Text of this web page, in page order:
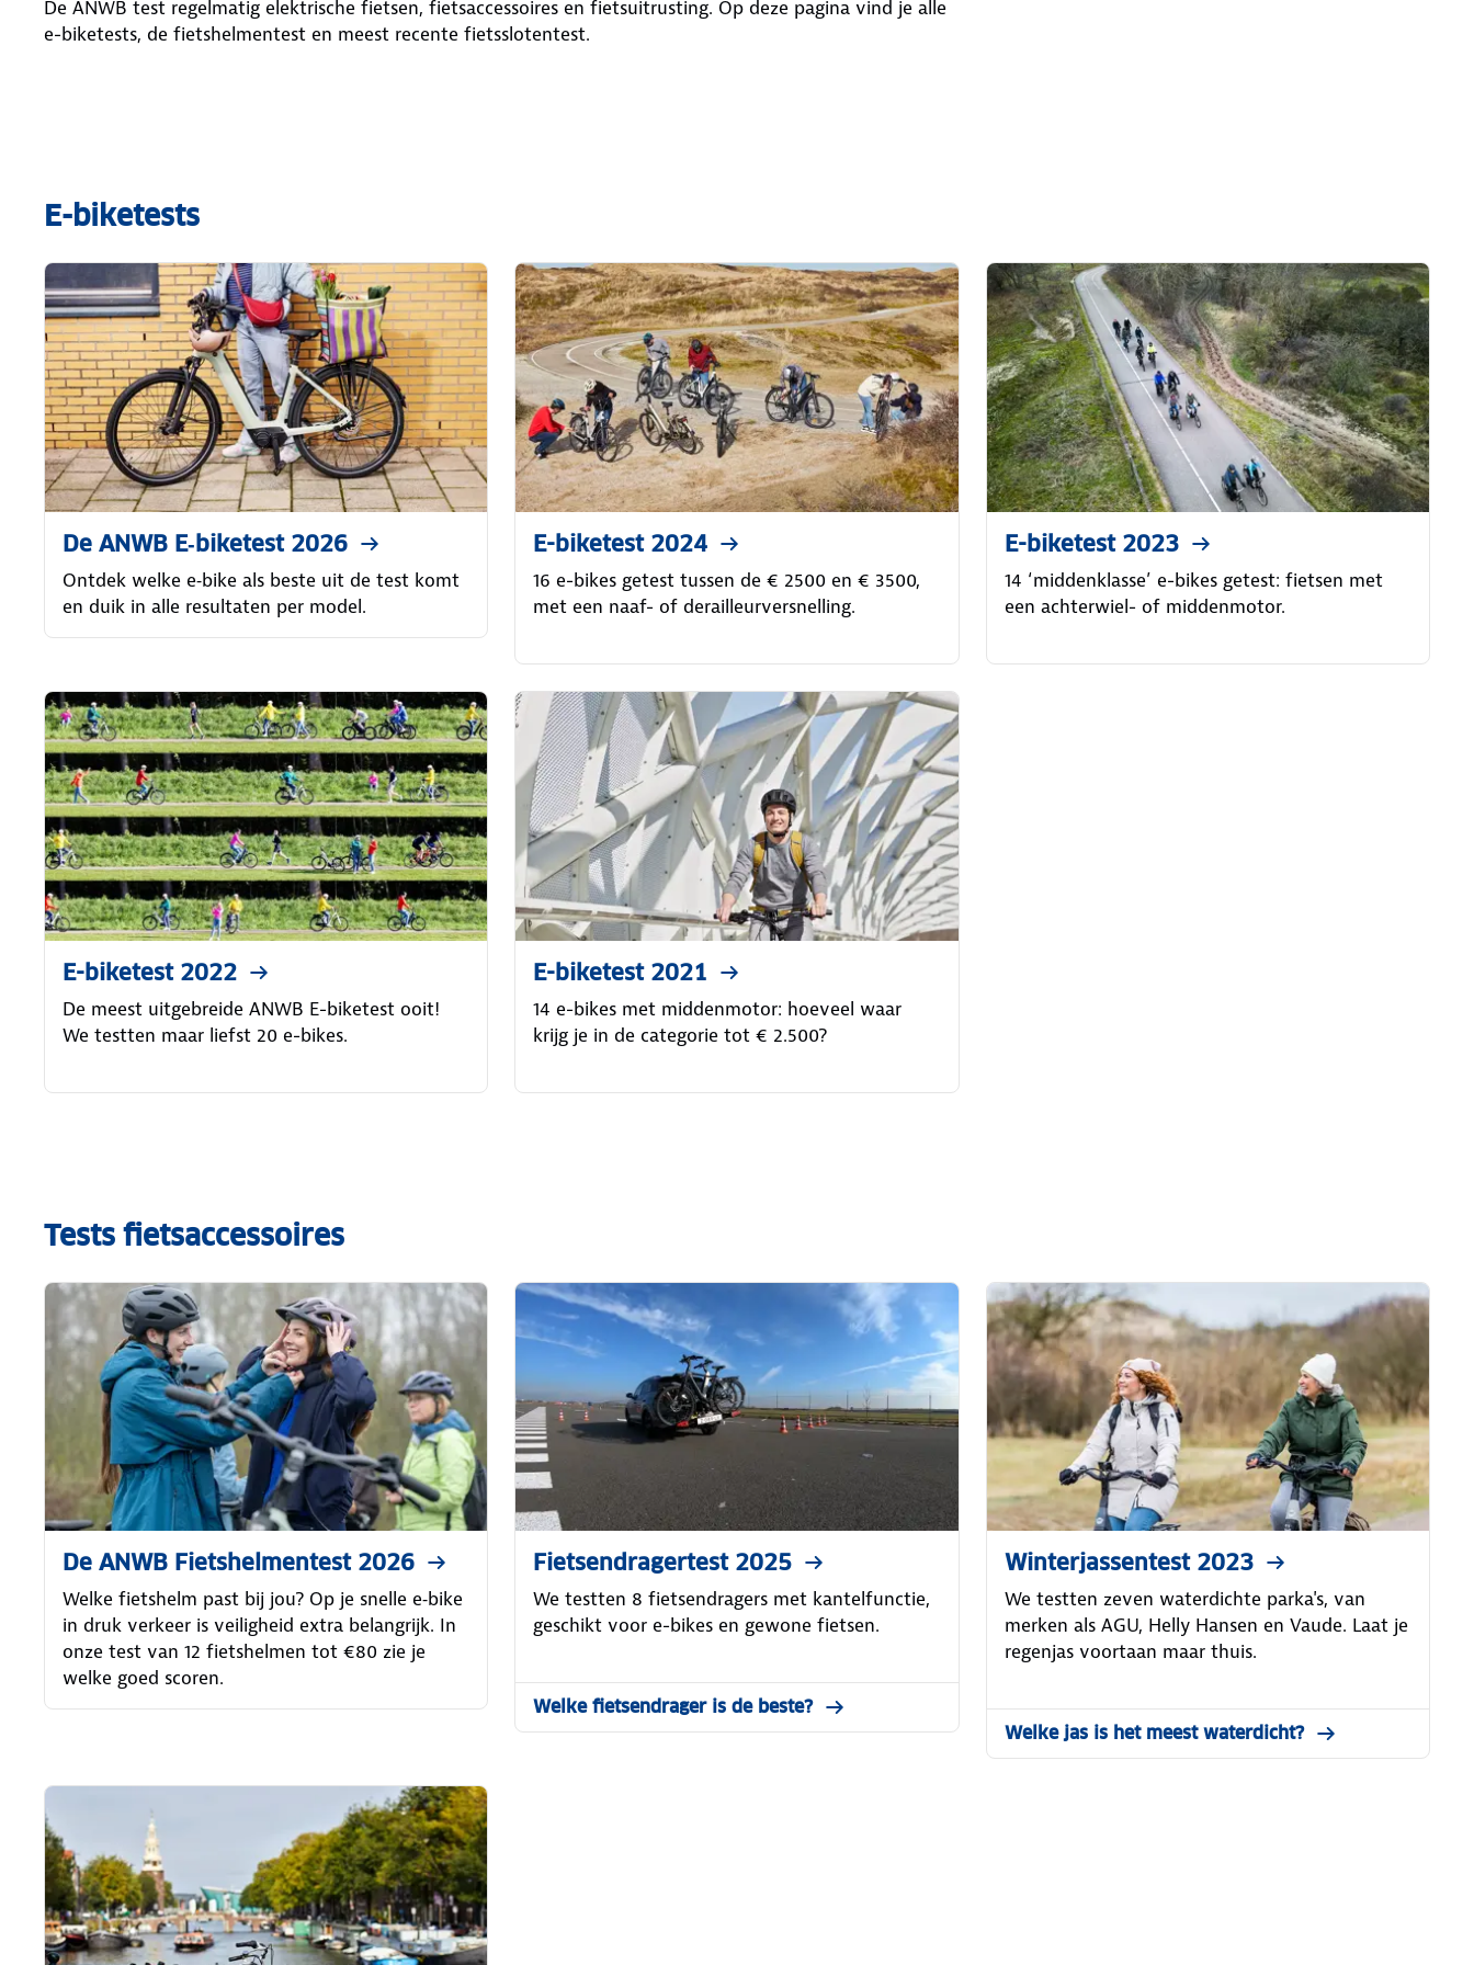
De ANWB test regelmatig elektrische fietsen, fietsaccessoires en fietsuitrusting. Op deze pagina vind je alle
e-biketests, de fietshelmentest en meest recente fietsslotentest.
E-biketests
De ANWB E‑biketest 2026
Ontdek welke e‑bike als beste uit de test komt
en duik in alle resultaten per model.
E-biketest 2024
16 e-bikes getest tussen de € 2500 en € 3500,
met een naaf- of derailleurversnelling.
E-biketest 2023
14 ‘middenklasse’ e-bikes getest: fietsen met
een achterwiel- of middenmotor.
E-biketest 2022
De meest uitgebreide ANWB E-biketest ooit!
We testten maar liefst 20 e-bikes.
E-biketest 2021
14 e-bikes met middenmotor: hoeveel waar
krijg je in de categorie tot € 2.500?
Tests fietsaccessoires
De ANWB Fietshelmentest 2026
Welke fietshelm past bij jou? Op je snelle e‑bike
in druk verkeer is veiligheid extra belangrijk. In
onze test van 12 fietshelmen tot €80 zie je
welke goed scoren.
Fietsendragertest 2025
We testten 8 fietsendragers met kantelfunctie,
geschikt voor e-bikes en gewone fietsen.
Welke fietsendrager is de beste?
Winterjassentest 2023
We testten zeven waterdichte parka's, van
merken als AGU, Helly Hansen en Vaude. Laat je
regenjas voortaan maar thuis.
Welke jas is het meest waterdicht?